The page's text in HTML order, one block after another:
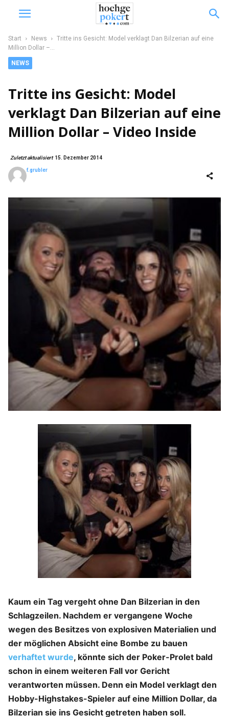
Start News
Tritte ins Gesicht: Model verklagt Dan Bilzerian auf eine
Million Dollar –...
NEWS
Tritte ins Gesicht: Model
verklagt Dan Bilzerian auf eine
Million Dollar – Video Inside
Zuletzt aktualisiert 15. Dezember 2014
f.grubler
Kaum ein Tag vergeht ohne Dan Bilzerian in den
Schlagzeilen. Nachdem er vergangene Woche
wegen des Besitzes von explosiven Materialien und
der möglichen Absicht eine Bombe zu bauen
verhaftet wurde, könnte sich der Poker-Prolet bald
schon in einem weiteren Fall vor Gericht
verantworten müssen. Denn ein Model verklagt den
Hobby-Highstakes-Spieler auf eine Million Dollar, da
Bilzerian sie ins Gesicht getreten haben soll.